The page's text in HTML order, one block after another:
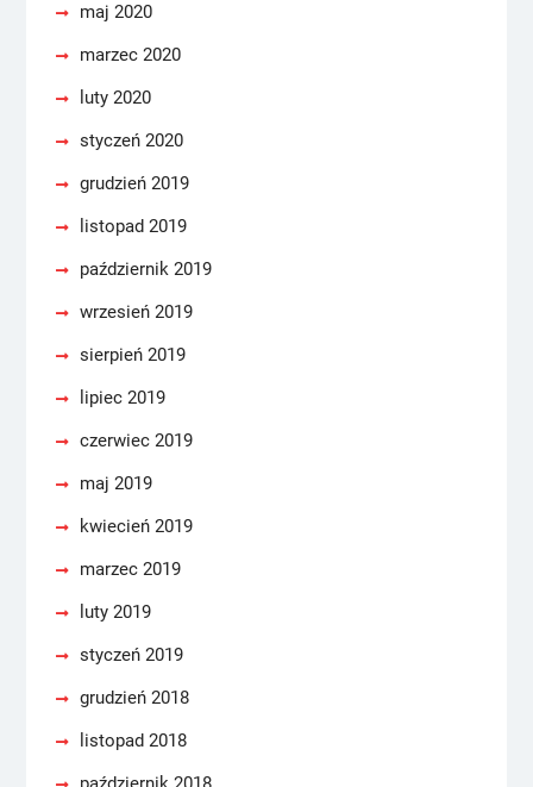
maj 2020
marzec 2020
luty 2020
styczeń 2020
grudzień 2019
listopad 2019
październik 2019
wrzesień 2019
sierpień 2019
lipiec 2019
czerwiec 2019
maj 2019
kwiecień 2019
marzec 2019
luty 2019
styczeń 2019
grudzień 2018
listopad 2018